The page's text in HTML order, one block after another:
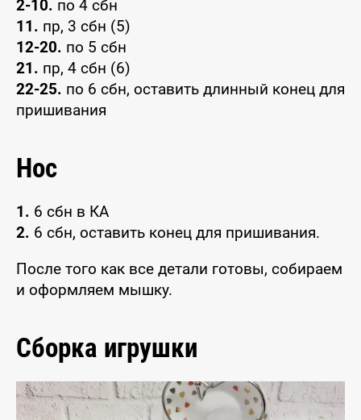
2-10. по 4 сбн
11. пр, 3 сбн (5)
12-20. по 5 сбн
21. пр, 4 сбн (6)
22-25. по 6 сбн, оставить длинный конец для
пришивания
Нос
1. 6 сбн в КА
2. 6 сбн, оставить конец для пришивания.
После того как все детали готовы, собираем
и оформляем мышку.
Сборка игрушки